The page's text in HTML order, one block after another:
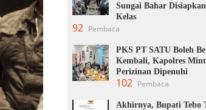
Sungai Bahar
Kelas
92 Pembaca
PKS PT SATU Boleh
Kembali, Kapolres
Perizinan Dipenuhi
102 Pembaca
Akhirnya, Bupati Tebo